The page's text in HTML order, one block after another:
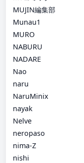
MUJIN編集部
Munau1
MURO
NABURU
NADARE
Nao
naru
NaruMinix
nayak
Nelve
neropaso
nima-Z
nishi